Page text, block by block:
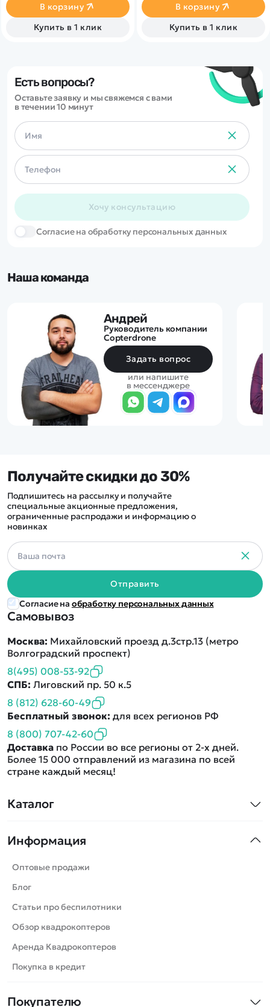
В корзину
Купить в 1 клик
В корзину
Купить в 1 клик
Есть вопросы?
Оставьте заявку и мы свяжемся с вами
в течении 10 минут
Хочу консультацию
Cогласие на обработку персональных данных
Наша команда
Андрей
Руководитель компании
Copterdrone
Задать вопрос
или напишите
в мессенджере
Каталог
Машинки
Танки
Вертолеты
Катера
Роботы
Самолеты
Сборные модели
Спецтехника
Информация
Оптовые продажи
Блог
Статьи про беспилотники
Обзор квадрокоптеров
Аренда Квадрокоптеров
Покупка в кредит
Покупателю
Самовывоз
Москва: Михайловский проезд д.3стр.13 (метро
Волгоградский проспект)
8(495) 008-53-92
СПБ: Лиговский пр. 50 к.5
8 (812) 628-60-49
Бесплатный звонок: для всех регионов РФ
8 (800) 707-42-60
Доставка по России во все регионы от 2-х дней.
Более 15 000 отправлений из магазина по всей
стране каждый месяц!
Получайте скидки до 30%
Подпишитесь на рассылку и получайте
специальные акционные предложения,
ограниченные распродажи и информацию о
новинках
Отправить
Согласие на обработку персональных данных